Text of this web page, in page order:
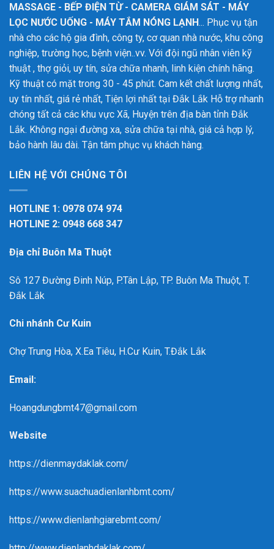
MASSAGE - BẾP ĐIỆN TỪ - CAMERA GIÁM SÁT - MÁY
LỌC NƯỚC UỐNG - MÁY TẮM NÓNG LẠNH... Phục vụ tận
nhà cho các hộ gia đình, công ty, cơ quan nhà nước, khu công
nghiệp, trường học, bệnh viện..vv. Với đội ngũ nhân viên kỹ
thuật , thợ giỏi, uy tín, sửa chữa nhanh, linh kiện chính hãng.
Kỹ thuật có mặt trong 30 - 45 phút. Cam kết chất lượng nhất,
uy tín nhất, giá rẻ nhất, Tiện lợi nhất tại Đắk Lắk Hỗ trợ nhanh
chóng tất cả các khu vực Xã, Huyện trên địa bàn tỉnh Đắk
Lắk. Không ngại đường xa, sửa chữa tại nhà, giá cả hợp lý,
bảo hành lâu dài. Tận tâm phục vụ khách hàng.
LIÊN HỆ VỚI CHÚNG TÔI
HOTLINE 1: 0978 074 974
HOTLINE 2: 0948 668 347
Địa chỉ Buôn Ma Thuột
Sô 127 Đường Đinh Núp, P.Tân Lập, TP. Buôn Ma Thuột, T.
Đắk Lắk
Chi nhánh Cư Kuin
Chợ Trung Hòa, X.Ea Tiêu, H.Cư Kuin, T.Đắk Lắk
Email:
Hoangdungbmt47@gmail.com
Website
https://dienmaydaklak.com/
https://www.suachuadienlanhbmt.com/
https://www.dienlanhgiarebmt.com/